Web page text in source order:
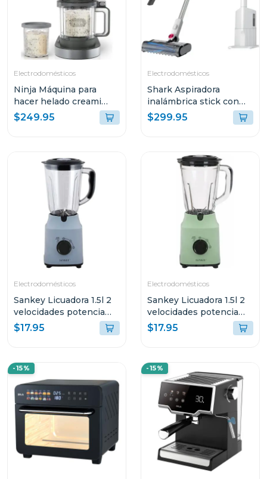
Electrodomésticos
Ninja Máquina para
hacer helado creami
deluxe 11 en 1
$249.95
Electrodomésticos
Shark Aspiradora
inalámbrica stick con
base de vaciado
automático y filtro hepa
$299.95
Electrodomésticos
Sankey Licuadora 1.5l 2
velocidades potencia
500w
$17.95
Electrodomésticos
Sankey Licuadora 1.5l 2
velocidades potencia
500w
$17.95
-15% -15%